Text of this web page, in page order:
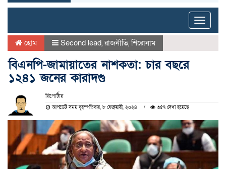
Toggle
হোম Second lead,রাজনীতি,শিরোনাম
বিএনপি-জামায়াতের নাশকতা: চার বছরে
১২৪১ জনের কারাদণ্ড
রিপোর্টার
আপডেট সময় বৃহস্পতিবার, ৮ ফেব্রুয়ারী, ২০২৪ ৩৫৭ দেখা হয়েছে